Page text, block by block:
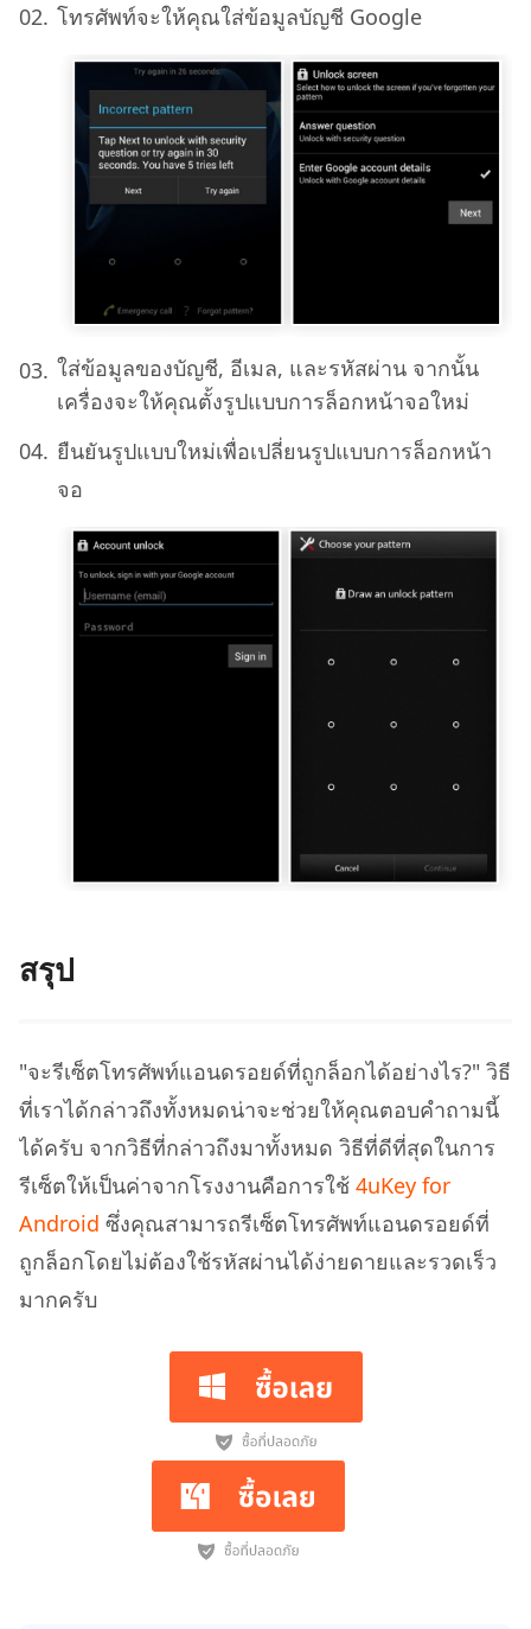
โทรศัพท์จะให้คุณใส่ข้อมูลบัญชี Google
ใส่ข้อมูลของบัญชี, อีเมล, และรหัสผ่าน จากนั้น
เครื่องจะให้คุณตั้งรูปแบบการล็อกหน้าจอใหม่
ยืนยันรูปแบบใหม่เพื่อเปลี่ยนรูปแบบการล็อกหน้า
จอ
สรุป
"จะรีเซ็ตโทรศัพท์แอนดรอยด์ที่ถูกล็อกได้อย่างไร?" วิธี
ที่เราได้กล่าวถึงทั้งหมดน่าจะช่วยให้คุณตอบคำถามนี้
ได้ครับ จากวิธีที่กล่าวถึงมาทั้งหมด วิธีที่ดีที่สุดในการ
รีเซ็ตให้เป็นค่าจากโรงงานคือการใช้ 4uKey for
Android ซึ่งคุณสามารถรีเซ็ตโทรศัพท์แอนดรอยด์ที่
ถูกล็อกโดยไม่ต้องใช้รหัสผ่านได้ง่ายดายและรวดเร็ว
มากครับ